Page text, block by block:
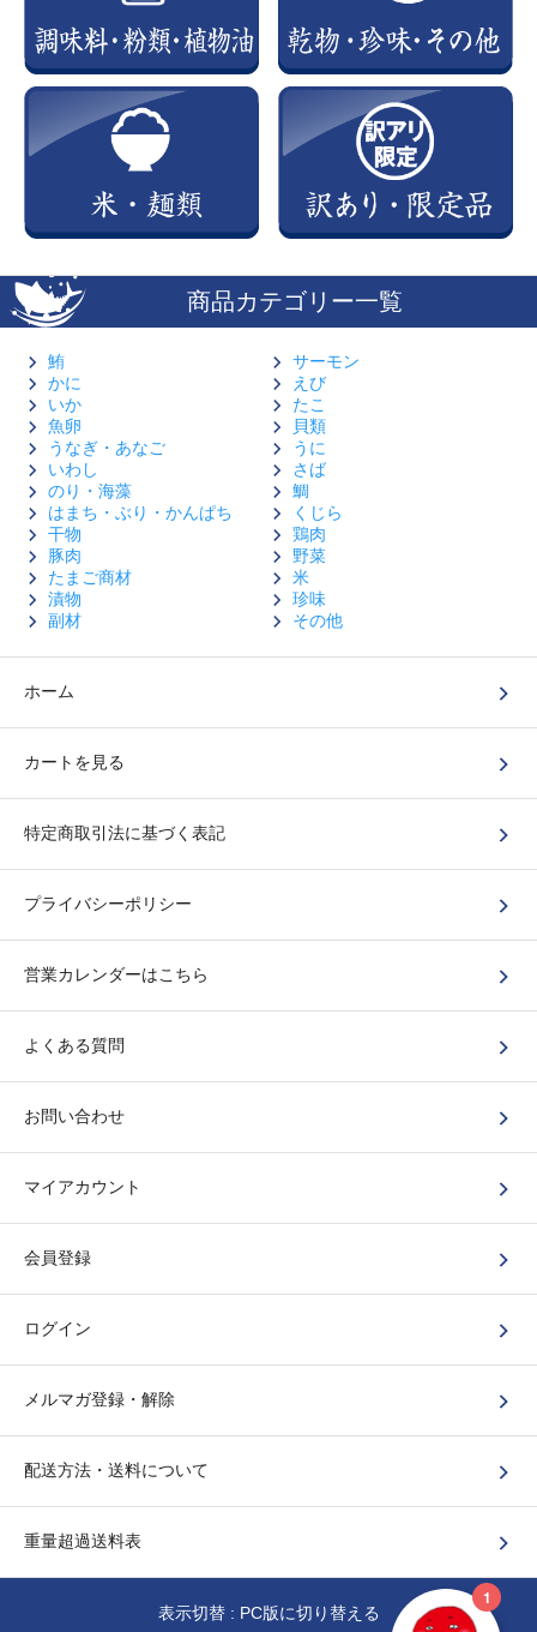
商品カテゴリー一覧
鮪
サーモン
かに
えび
いか
たこ
魚卵
貝類
うなぎ・あなご
うに
いわし
さば
のり・海藻
鯛
はまち・ぶり・かんぱち
くじら
干物
鶏肉
豚肉
野菜
たまご商材
米
漬物
珍味
副材
その他
ホーム
カートを見る
特定商取引法に基づく表記
プライバシーポリシー
営業カレンダーはこちら
よくある質問
お問い合わせ
マイアカウント
会員登録
ログイン
メルマガ登録・解除
配送方法・送料について
重量超過送料表
表示切替 : PC版に切り替える